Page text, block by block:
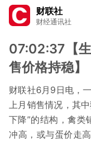
财联社
财经通讯社
07:02:37【
售价格持稳】
财联社6月9日电，
上月销售情况，其
下降”的结构，禽类
冲高，或与蛋价走